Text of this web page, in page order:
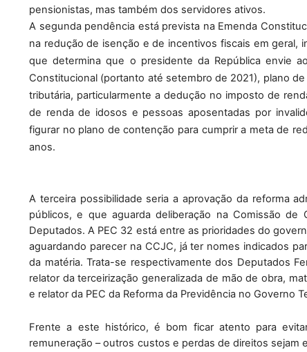
pensionistas, mas também dos servidores ativos.
A segunda pendência está prevista na Emenda
na redução de isenção e de incentivos fiscais em geral,
que determina que o presidente da República envie
Constitucional (portanto até setembro de 2021), plano
tributária, particularmente a dedução no imposto de
de renda de idosos e pessoas aposentadas por
figurar no plano de contenção para cumprir a meta de
anos.
A terceira possibilidade seria a aprovação da reforma
públicos, e que aguarda deliberação na Comissão
Deputados. A PEC 32 está entre as prioridades do
aguardando parecer na CCJC, já ter nomes indicados
da matéria. Trata-se respectivamente dos Deputados
relator da terceirização generalizada de mão de obra,
e relator da PEC da Reforma da Previdência no Governo
Frente a este histórico, é bom ficar atento para
remuneração – outros custos e perdas de direitos